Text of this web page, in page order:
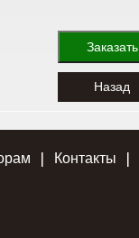
Заказать
Назад
Контакты